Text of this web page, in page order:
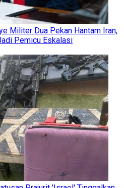
Militer Dua Pekan Hantam Iran,
Pemicu Eskalasi